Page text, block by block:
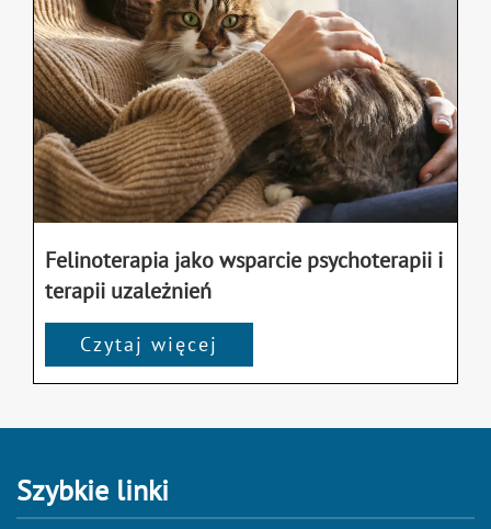
Felinoterapia jako wsparcie psychoterapii i
terapii uzależnień
Czytaj więcej
Szybkie linki